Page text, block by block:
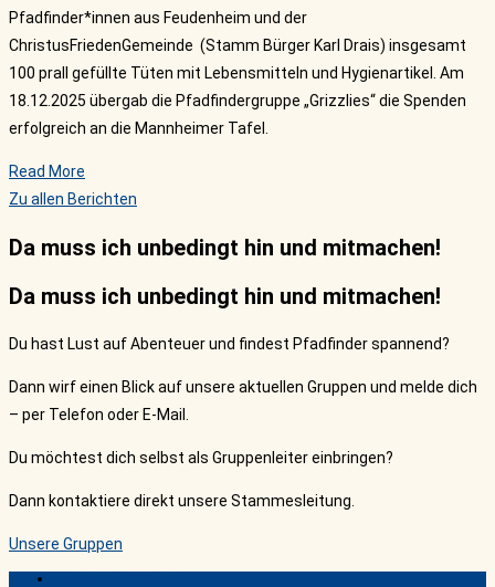
Pfadfinder*innen aus Feudenheim und der
ChristusFriedenGemeinde (Stamm Bürger Karl Drais) insgesamt
100 prall gefüllte Tüten mit Lebensmitteln und Hygienartikel. Am
18.12.2025 übergab die Pfadfindergruppe „Grizzlies“ die Spenden
erfolgreich an die Mannheimer Tafel.
Read More
Zu allen Berichten
Da muss ich unbedingt hin und mitmachen!
Da muss ich unbedingt hin und mitmachen!
Du hast Lust auf Abenteuer und findest Pfadfinder spannend?
Dann wirf einen Blick auf unsere aktuellen Gruppen und melde dich
– per Telefon oder E-Mail.
Du möchtest dich selbst als Gruppenleiter einbringen?
Dann kontaktiere direkt unsere Stammesleitung.
Unsere Gruppen